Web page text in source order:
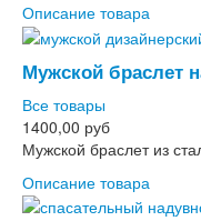
Описание товара
Мужской браслет
Все товары
1400,00 руб
Мужской браслет из
Описание товара